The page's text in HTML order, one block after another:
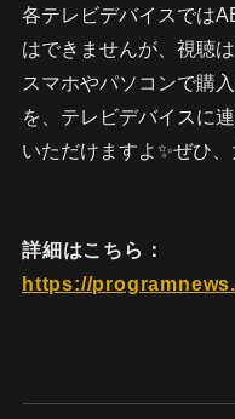
各テレビデバイスでは
はできませんが、視聴は
スマホやパソコンで購
を、テレビデバイスに
いただけますよ✨ぜひ
詳細はこちら：
https://